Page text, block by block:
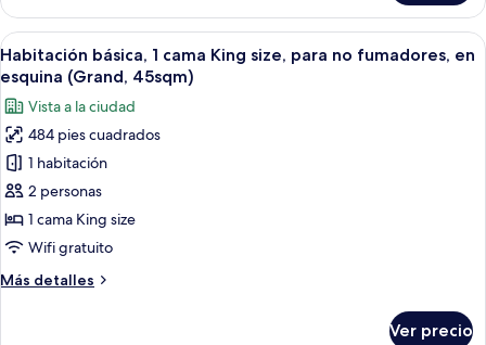
fumadores,
balcón
(Grand,
47sqm)
básica
con
2
camas
individuales,
para
no
fumadores,
balcón
(Grand,
Abrir
todas
las
fotos
de
Habitación
básica,
1
cama
size,
Habitación de hotel con una cama
13
Habitación básica, 1 cama King size, para no fumadores, en
esquina (Grand, 45sqm)
Vista a la ciudad
484 pies cuadrados
1 habitación
2 personas
1 cama King size
Wifi gratuito
Más detalles
Más
Ver precio